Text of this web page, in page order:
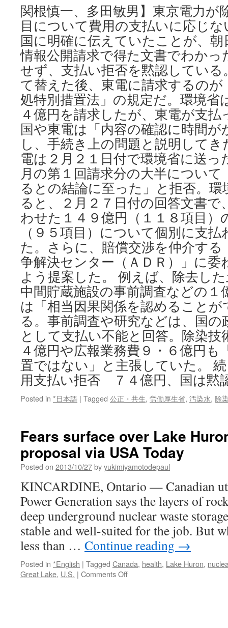
関根慎一、多田敏男】東京電力が
目について費用の支払いに応じ
国に明確に伝えていたことが、
情報公開請求で得た文書でわか
せず、支払い拒否を黙認している
て替えた後、東電に請求するのが
処特別措置法」の規定だ。環境省
４億円を請求したが、東電が支
国や東電は「内容の確認に時間
し、手続き上の問題と説明して
電は２月２１日付で環境省に送っ
月の第１回請求分の大半につい
るとの結論に至った」と拒否。環
ると、２月２７日付の回答文書で
わせた１４９億円（１１８項目）
（９５項目）について個別に支
た。さらに、賠償交渉を仲介する
争解決センター（ＡＤＲ）」に
よう提案した。 例えば、除去し
中間貯蔵施設の事前調査などの１
は「相当因果関係を認めること
る。事前調査や研究などは、国の
として支払い不能と回答。除染
４億円や広報業務費９・６億円も
置ではない」と主張していた。
用支払い拒否 ７４億円、国は黙
Posted in *日本語 | Tagged 公正・共生, 労働厚生省, 汚染水, 除
Fears surface over Lake
proposal via USA Today
Posted on 2013/10/27byyukimiyamotodepaul
KINCARDINE, Ontario — Canadian
Power Generation says the layers of
deep underground nuclear waste
stable and well-suited for the job. But
less than … Continue reading →
Posted in *English | Tagged Canada, health, Lake Huron,
Great Lake, U.S. | Comments Offon